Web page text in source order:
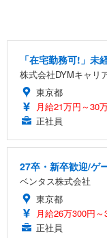
「在宅勤務可!」未
株式会社DYMキャリ
東京都
月給21万円～30
正社員
27卒・新卒歓迎/ゲ
ベンタス株式会社
東京都
月給26万300円～
正社員